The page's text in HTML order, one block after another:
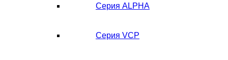
Серия ALPHA
Серия VCP